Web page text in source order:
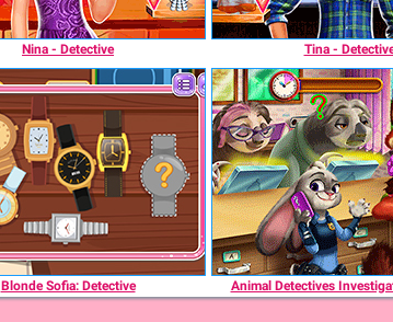
Nina - Detective Tina -
Blonde Sofia: Detective Animal Detectives